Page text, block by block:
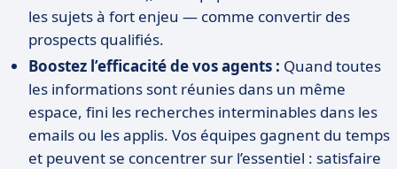
les sujets à fort enjeu — comme convertir des
prospects qualifiés.
Boostez l’efficacité de vos agents : Quand toutes
les informations sont réunies dans un même
espace, fini les recherches interminables dans les
emails ou les applis. Vos équipes gagnent du temps
et peuvent se concentrer sur l’essentiel : satisfaire